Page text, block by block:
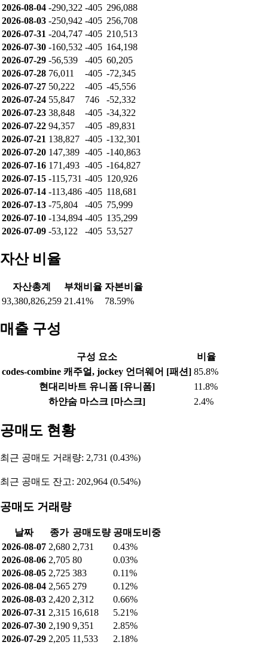
2026-08-04 -290,322 -405 296,088
2026-08-03 -250,942 -405 256,708
2026-07-31 -204,747 -405 210,513
2026-07-30 -160,532 -405 164,198
2026-07-29 -56,539 -405 60,205
2026-07-28 76,011 -405 -72,345
2026-07-27 50,222 -405 -45,556
2026-07-24 55,847 746
-52,332
2026-07-23 38,848 -405 -34,322
2026-07-22 94,357 -405 -89,831
2026-07-21 138,827 -405 -132,301
2026-07-20 147,389 -405 -140,863
2026-07-16 171,493 -405 -164,827
2026-07-15 -115,731 -405 120,926
2026-07-14 -113,486 -405 118,681
2026-07-13 -75,804 -405 75,999
2026-07-10 -134,894 -405 135,299
2026-07-09 -53,122 -405 53,527
자산 비율
자산총계 부채비율 자본비율
93,380,826,259 21.41% 78.59%
매출 구성
구성 요소
비율
codes-combine 캐주얼, jockey 언더웨어 [패션] 85.8%
현대리바트 유니폼 [유니폼]
11.8%
하얀숨 마스크 [마스크]
2.4%
공매도 현황
최근 공매도 거래량: 2,731 (0.43%)
최근 공매도 잔고: 202,964 (0.54%)
공매도 거래량
날짜 종가 공매도량 공매도비중
2026-08-07 2,680 2,731
0.43%
2026-08-06 2,705 80
0.03%
2026-08-05 2,725 383
0.11%
2026-08-04 2,565 279
0.12%
2026-08-03 2,420 2,312
0.66%
2026-07-31 2,315 16,618
5.21%
2026-07-30 2,190 9,351
2.85%
2026-07-29 2,205 11,533
2.18%